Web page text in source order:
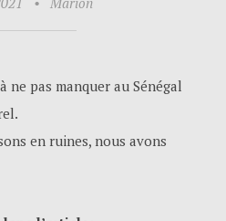
pas manquer au Sénégal
en ruines, nous avons